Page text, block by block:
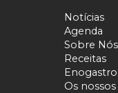
Notícias
Agenda
Sobre Nós
Receitas
Os